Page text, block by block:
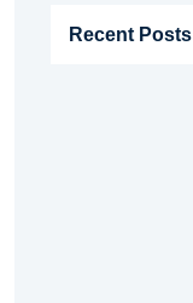
Recent Posts